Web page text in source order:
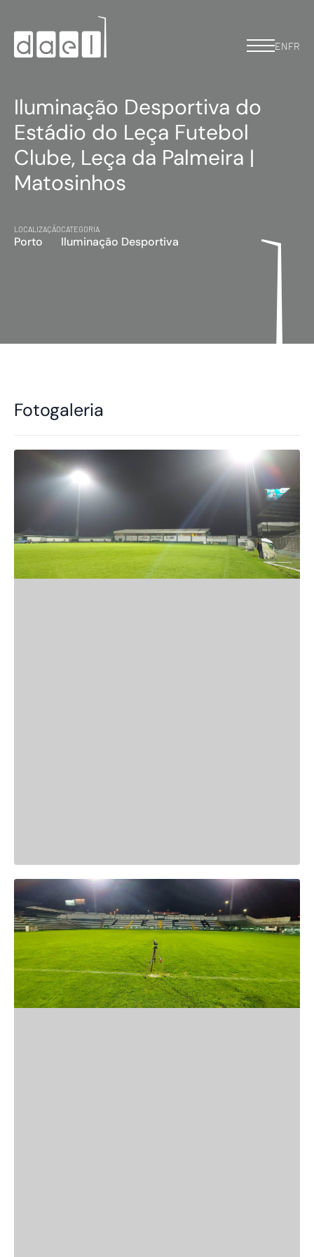
ENFR
Iluminação Desportiva do
Estádio do Leça Futebol
Clube, Leça da Palmeira |
Matosinhos
LOCALIZAÇÃO
Porto
CATEGORIA
Iluminação Desportiva
Fotogaleria